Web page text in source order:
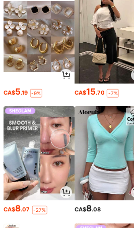
CA$5.19 -9% CA$15.70 -7%
CA$8.07 -27% CA$8.08